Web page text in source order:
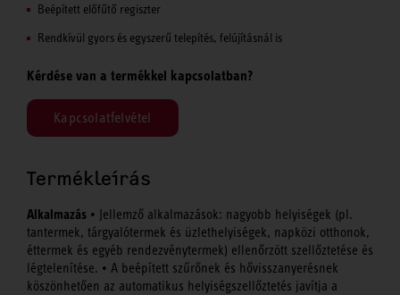
Beépített előfűtő regiszter
Rendkívül gyors és egyszerű telepítés, felújításnál is
Kérdése van a termékkel kapcsolatban?
Kapcsolatfelvétel
Termékleírás
Alkalmazás • Jellemző alkalmazások: nagyobb helyiségek (pl.
tantermek, tárgyalótermek és üzlethelyiségek, napközi otthonok,
éttermek és egyéb rendezvénytermek) ellenőrzött szellőztetése és
légtelenítése. • A beépített szűrőnek és hővisszanyerésnek
köszönhetően az automatikus helyiségszellőztetés javítja a